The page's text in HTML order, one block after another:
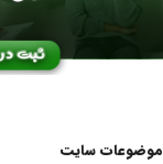
موضوعات سایت